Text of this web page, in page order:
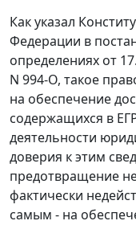
Как указал
Федерации в
определениях от
N 994-О, такое
на обеспечение
содержащихся в
деятельности
доверия к этим
предотвращение
фактически
самым - на